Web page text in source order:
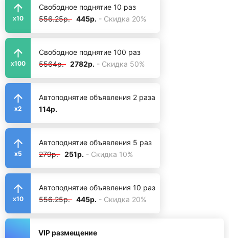
x10
Свободное поднятие 10 раз
556.25р. 445р. - Скидка 20%
x100
Свободное поднятие 100 раз
5564р. 2782р. - Скидка 50%
x2
Автоподнятие объявления 2 раза
114р.
x5
Автоподнятие объявления 5 раз
279р. 251р. - Скидка 10%
x10
Автоподнятие объявления 10 раз
556.25р. 445р. - Скидка 20%
VIP размещение